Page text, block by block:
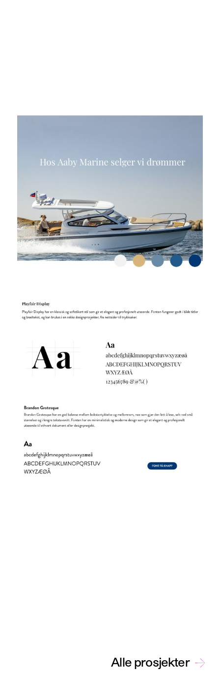
Alle prosjekter →